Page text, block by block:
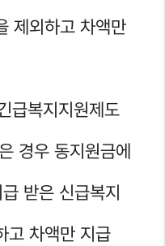
제외하고 차액만
복지지원제도
경우 동지원금에
받은 신급복지
고 차액만 지급